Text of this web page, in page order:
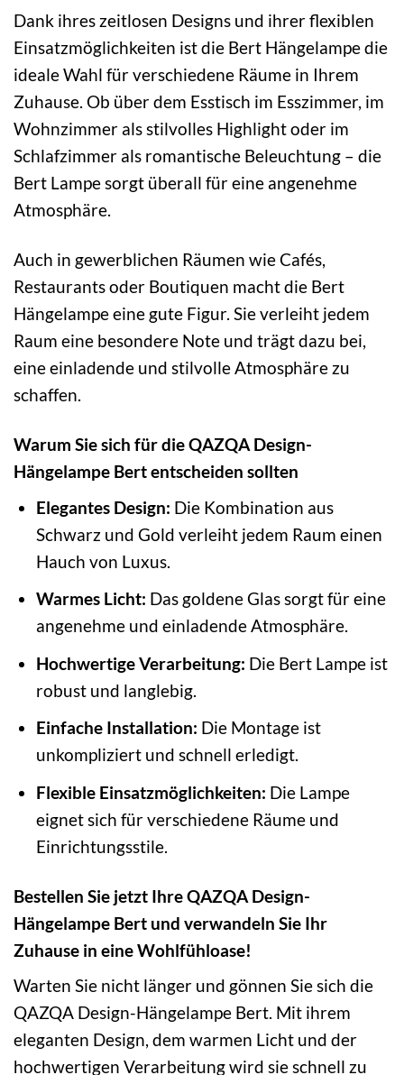
Dank ihres zeitlosen Designs und ihrer flexiblen
Einsatzmöglichkeiten ist die Bert Hängelampe die
ideale Wahl für verschiedene Räume in Ihrem
Zuhause. Ob über dem Esstisch im Esszimmer, im
Wohnzimmer als stilvolles Highlight oder im
Schlafzimmer als romantische Beleuchtung – die
Bert Lampe sorgt überall für eine angenehme
Atmosphäre.
Auch in gewerblichen Räumen wie Cafés,
Restaurants oder Boutiquen macht die Bert
Hängelampe eine gute Figur. Sie verleiht jedem
Raum eine besondere Note und trägt dazu bei,
eine einladende und stilvolle Atmosphäre zu
schaffen.
Warum Sie sich für die QAZQA Design-
Hängelampe Bert entscheiden sollten
Elegantes Design: Die Kombination aus
Schwarz und Gold verleiht jedem Raum einen
Hauch von Luxus.
Warmes Licht: Das goldene Glas sorgt für eine
angenehme und einladende Atmosphäre.
Hochwertige Verarbeitung: Die Bert Lampe ist
robust und langlebig.
Einfache Installation: Die Montage ist
unkompliziert und schnell erledigt.
Flexible Einsatzmöglichkeiten: Die Lampe
eignet sich für verschiedene Räume und
Einrichtungsstile.
Bestellen Sie jetzt Ihre QAZQA Design-
Hängelampe Bert und verwandeln Sie Ihr
Zuhause in eine Wohlfühloase!
Warten Sie nicht länger und gönnen Sie sich die
QAZQA Design-Hängelampe Bert. Mit ihrem
eleganten Design, dem warmen Licht und der
hochwertigen Verarbeitung wird sie schnell zu